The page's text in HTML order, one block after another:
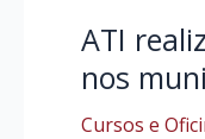
ATI
nos
Cursos e